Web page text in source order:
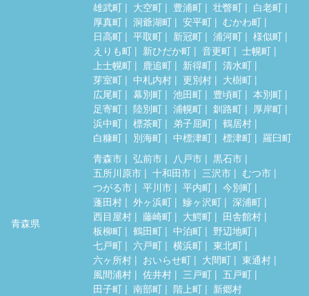
雄武町
大空町 豊浦町 壮瞥町
白老町
厚真町
洞爺湖町 安平町
むかわ町
日高町
平取町 新冠町 浦河町
様似町
えりも町
新ひだか町 音更町
士幌町
上士幌町
鹿追町 新得町
清水町
芽室町
中札内村 更別村
大樹町
広尾町
幕別町 池田町 豊頃町
本別町
足寄町
陸別町 浦幌町 釧路町
厚岸町
浜中町
標茶町 弟子屈町
鶴居村
白糠町
別海町 中標津町 標津町 羅臼町
青森県
青森市 弘前市 八戸市
黒石市
五所川原市
十和田市 三沢市
むつ市
つがる市
平川市 平内町
今別町
蓬田村
外ヶ浜町 鰺ヶ沢町
深浦町
西目屋村
藤崎町 大鰐町
田舎館村
板柳町
鶴田町 中泊町
野辺地町
七戸町
六戸町 横浜町
東北町
六ヶ所村
おいらせ町 大間町
東通村
風間浦村
佐井村 三戸町
五戸町
田子町
南部町 階上町 新郷村